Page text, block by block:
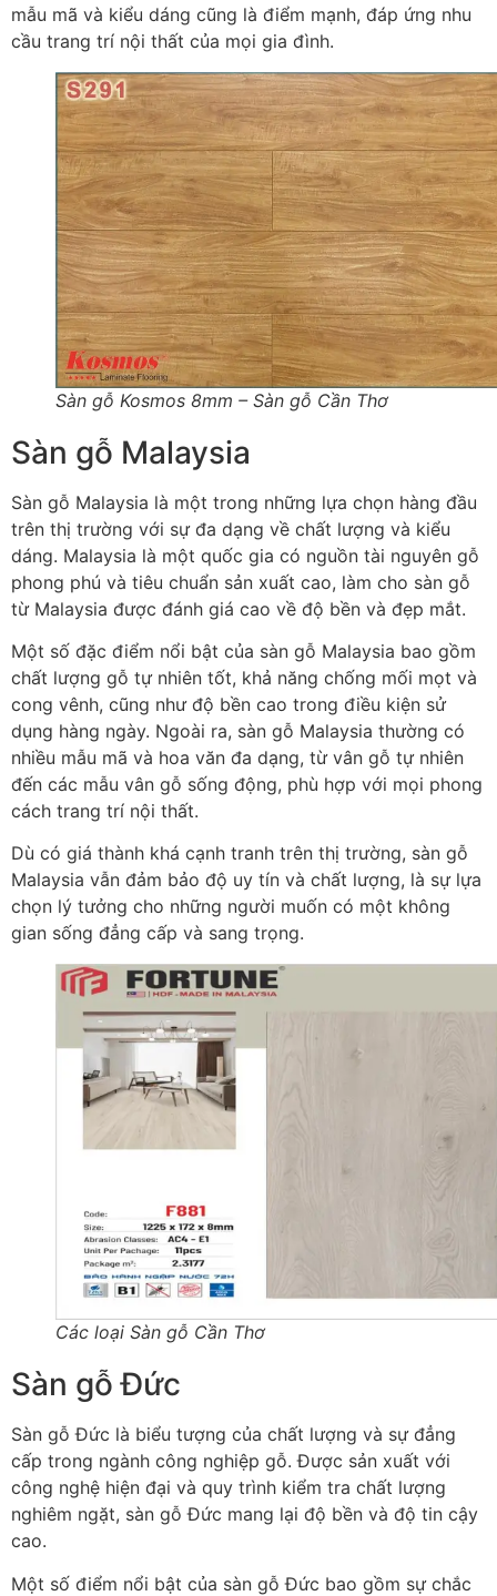
mẫu mã và kiểu dáng cũng là điểm mạnh, đáp ứng nhu
cầu trang trí nội thất của mọi gia đình.
Sàn gỗ Kosmos 8mm – Sàn gỗ Cần Thơ
Sàn gỗ Malaysia
Sàn gỗ Malaysia là một trong những lựa chọn hàng đầu
trên thị trường với sự đa dạng về chất lượng và kiểu
dáng. Malaysia là một quốc gia có nguồn tài nguyên gỗ
phong phú và tiêu chuẩn sản xuất cao, làm cho sàn gỗ
từ Malaysia được đánh giá cao về độ bền và đẹp mắt.
Một số đặc điểm nổi bật của sàn gỗ Malaysia bao gồm
chất lượng gỗ tự nhiên tốt, khả năng chống mối mọt và
cong vênh, cũng như độ bền cao trong điều kiện sử
dụng hàng ngày. Ngoài ra, sàn gỗ Malaysia thường có
nhiều mẫu mã và hoa văn đa dạng, từ vân gỗ tự nhiên
đến các mẫu vân gỗ sống động, phù hợp với mọi phong
cách trang trí nội thất.
Dù có giá thành khá cạnh tranh trên thị trường, sàn gỗ
Malaysia vẫn đảm bảo độ uy tín và chất lượng, là sự lựa
chọn lý tưởng cho những người muốn có một không
gian sống đẳng cấp và sang trọng.
Các loại Sàn gỗ Cần Thơ
Sàn gỗ Đức
Sàn gỗ Đức là biểu tượng của chất lượng và sự đẳng
cấp trong ngành công nghiệp gỗ. Được sản xuất với
công nghệ hiện đại và quy trình kiểm tra chất lượng
nghiêm ngặt, sàn gỗ Đức mang lại độ bền và độ tin cậy
cao.
Một số điểm nổi bật của sàn gỗ Đức bao gồm sự chắc